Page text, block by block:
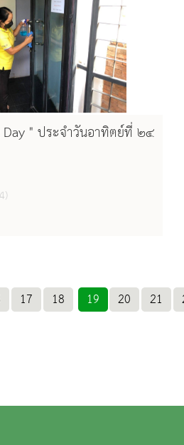
" ประจำวันอาทิตย์ที่ ๒๔
17 18 19 20 21